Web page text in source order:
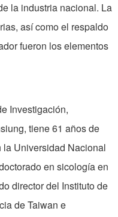
la industria nacional. La
así como el respaldo
fueron los elementos
Investigación,
tiene 61 años de
Universidad Nacional
en sicología en
director del Instituto de
de Taiwan e